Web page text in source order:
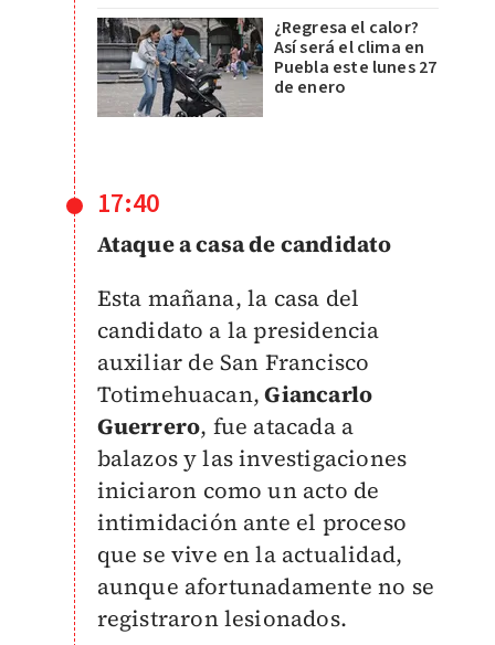
¿Regresa el calor?
Así será el clima en
Puebla este lunes 27
de enero
17:40
Ataque a casa de candidato
Esta mañana, la casa del
candidato a la presidencia
auxiliar de San Francisco
Totimehuacan,Giancarlo
Guerrero, fue atacada a
balazos y las investigaciones
iniciaron como un acto de
intimidación ante el proceso
que se vive en la actualidad,
aunque afortunadamente no se
registraron lesionados.